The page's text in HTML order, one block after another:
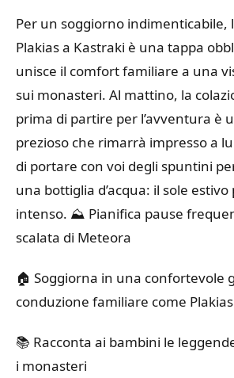
Per un soggiorno indimenticabile,
Plakias a Kastraki è una tappa
unisce il comfort familiare a una
sui monasteri. Al mattino, la
prima di partire per l’avventura è
prezioso che rimarrà impresso a
di portare con voi degli spuntini
una bottiglia d’acqua: il sole estivo
intenso. ⛰️ Pianifica pause
scalata di Meteora
🏠 Soggiorna in una confortevole
conduzione familiare come Plakias
📚 Racconta ai bambini le
i monasteri